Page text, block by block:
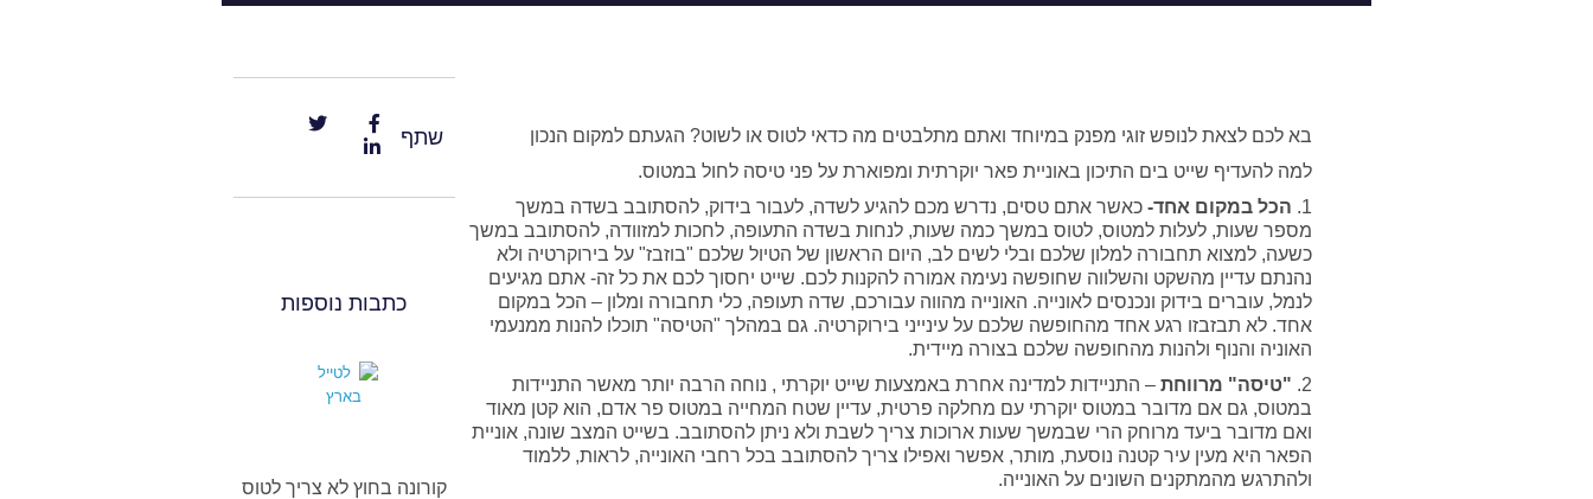
בא לכם לצאת לנופש זוגי מפנק במיוחד ואתם מתלבטים מה כדאי לטוס או לשוט? הגעתם למקום הנכון
למה להעדיף שייט בים התיכון באוניית פאר יוקרתית ומפוארת על פני טיסה לחול במטוס.
1. הכל במקום אחד- כאשר אתם טסים, נדרש מכם להגיע לשדה, לעבור בידוק, להסתובב בשדה במשך
מספר שעות, לעלות למטוס, לטוס במשך כמה שעות, לנחות בשדה התעופה, לחכות למזוודה, להסתובב במשך
כשעה, למצוא תחבורה למלון שלכם ובלי לשים לב, היום הראשון של הטיול שלכם "בוזבז" על בירוקרטיה ולא
נהנתם עדיין מהשקט והשלווה שחופשה נעימה אמורה להקנות לכם. שייט יחסוך לכם את כל זה- אתם מגיעים
לנמל, עוברים בידוק ונכנסים לאונייה. האונייה מהווה עבורכם, שדה תעופה, כלי תחבורה ומלון – הכל במקום
אחד. לא תבזבזו רגע אחד מהחופשה שלכם על עינייני בירוקרטיה. גם במהלך "הטיסה" תוכלו להנות ממנעמי
האוניה והנוף ולהנות מהחופשה שלכם בצורה מיידית.
2. "טיסה" מרווחת – התניידות למדינה אחרת באמצעות שייט יוקרתי , נוחה הרבה יותר מאשר התניידות
במטוס, גם אם מדובר במטוס יוקרתי עם מחלקה פרטית, עדיין שטח המחייה במטוס פר אדם, הוא קטן מאוד
ואם מדובר ביעד מרוחק הרי שבמשך שעות ארוכות צריך לשבת ולא ניתן להסתובב. בשייט המצב שונה, אוניית
הפאר היא מעין עיר קטנה נוסעת, מותר, אפשר ואפילו צריך להסתובב בכל רחבי האונייה, לראות, ללמוד
ולהתרגש מהמתקנים השונים על האונייה.
שתף
כתבות נוספות
קורונה בחוץ לא צריך לטוס